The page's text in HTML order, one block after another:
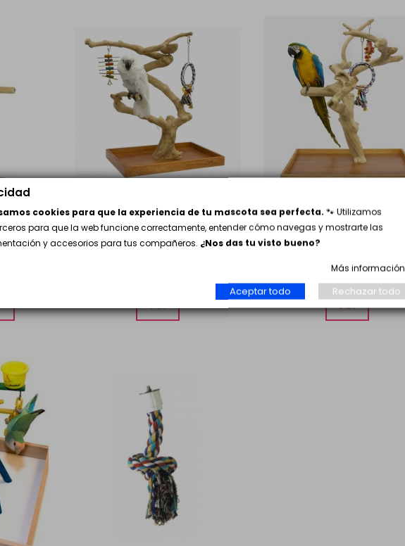
Parque Juego Loros Mini
Medium Arbol Java
Ver
Parque Juego Loros Mini
Large Arbol Java
Ver
cookies para que la experiencia de tu mascota sea perfecta. 🐾 Utilizamos
para que la web funcione correctamente, entender cómo navegas y mostrarte las
y accesorios para tus compañeros. ¿Nos das tu visto bueno?
Más información
Aceptar todo Rechazar todo